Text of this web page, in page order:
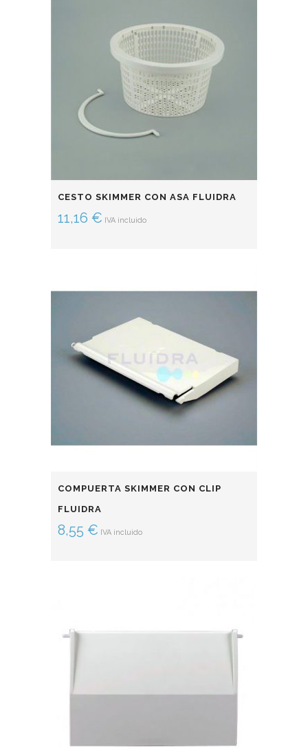
CESTO SKIMMER CON ASA FLUIDRA
11,16 € IVA incluido
COMPUERTA SKIMMER CON CLIP
FLUIDRA
8,55 € IVA incluido